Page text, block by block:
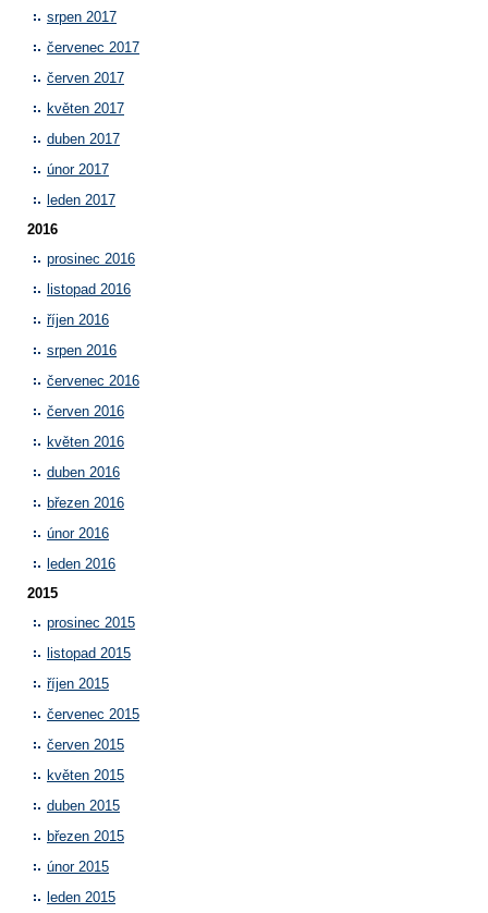
srpen 2017
červenec 2017
červen 2017
květen 2017
duben 2017
únor 2017
leden 2017
2016
prosinec 2016
listopad 2016
říjen 2016
srpen 2016
červenec 2016
červen 2016
květen 2016
duben 2016
březen 2016
únor 2016
leden 2016
2015
prosinec 2015
listopad 2015
říjen 2015
červenec 2015
červen 2015
květen 2015
duben 2015
březen 2015
únor 2015
leden 2015